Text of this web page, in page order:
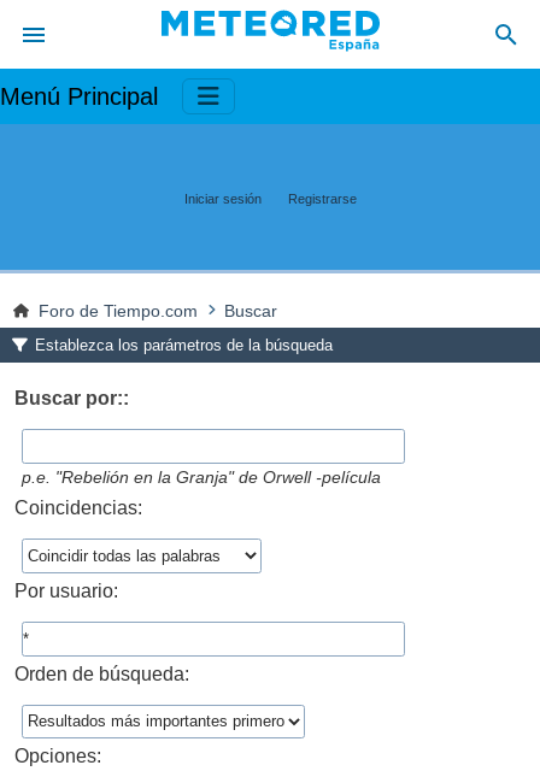
Menú Principal
Iniciar sesión Registrarse
Foro de Tiempo.com Buscar
Establezca los parámetros de la búsqueda
Buscar por::
p.e. "Rebelión en la Granja" de Orwell -película
Coincidencias:
Por usuario:
Orden de búsqueda:
Opciones: